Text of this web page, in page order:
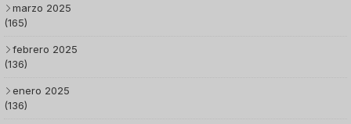
marzo 2025
(165)
febrero 2025
(136)
enero 2025
(136)